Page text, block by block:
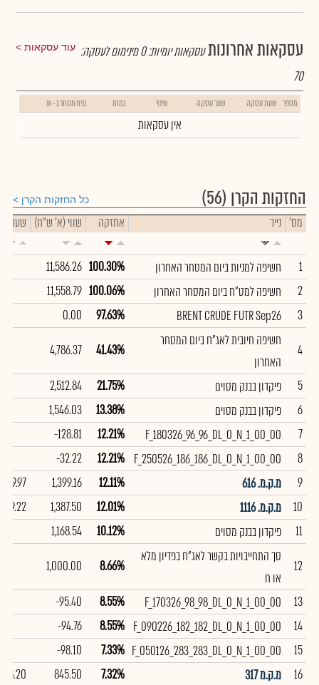
עסקאות אחרונות עוד עסקאות עסקאות יומיות:0מינימום לעסקה:
70
מספר שעת עסקה שער עסקה שינוי כמות נפח מסחר ב- ₪
אין עסקאות
החזקות הקרן (56) כל החזקות הקרן
מס' נייר אחזקה שווי (א' ש"ח) שער
1 חשיפה למניות ביום המסחר האחרון 100.30%
11,586.26
2
חשיפה למט"ח ביום המסחר האחרון 100.06%
11,558.79
3
BRENT CRUDE FUTR Sep26
97.63%
0.00
4
חשיפה חיובית לאג"ח ביום המסחר
האחרון
41.43%
4,786.37
5
פיקדון בבנק מסוים 21.75%
2,512.84
6
פיקדון בבנק מסוים 13.38%
1,546.03
7
F_180326_96_96_DL_0_N_1_00_00
12.21%
-128.81
8
F_250526_186_186_DL_0_N_1_00_00
12.21%
-32.22
9
מ.ק.מ. 616 12.11%
1,399.16
99.97
10
מ.ק.מ. 1116 12.01%
1,387.50
99.22
11
פיקדון בבנק מסוים 10.12%
1,168.54
12
סך התחייבויות בקשר לאג"ח בפדיון מלא
או ח
8.66%
1,000.00
13
F_170326_98_98_DL_0_N_1_00_00
8.55%
-95.40
14
F_090226_182_182_DL_0_N_1_00_00
8.55%
-94.76
15
F_050126_283_283_DL_0_N_1_00_00
7.33%
-98.10
16
מ.ק.מ 317 7.32%
845.50
98.20